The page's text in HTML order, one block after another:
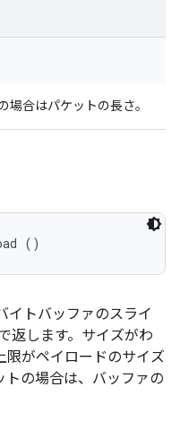
合はパケットの長さ。
()
イトバッファのスライ
返します。サイズがわ
限がペイロードのサイズ
トの場合は、バッファの